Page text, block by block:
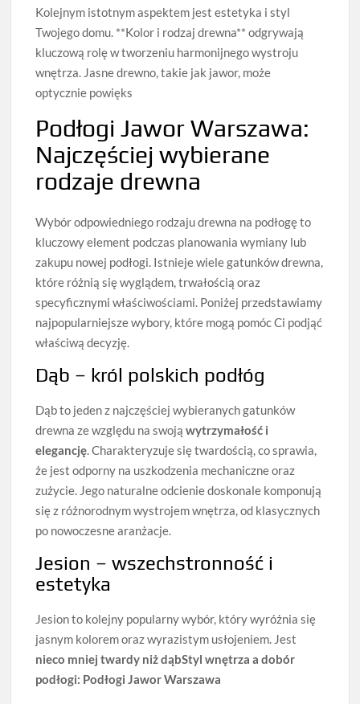
Kolejnym istotnym aspektem jest estetyka i styl
Twojego domu. **Kolor i rodzaj drewna** odgrywają
kluczową rolę w tworzeniu harmonijnego wystroju
wnętrza. Jasne drewno, takie jak jawor, może
optycznie powięks
Podłogi Jawor Warszawa:
Najczęściej wybierane
rodzaje drewna
Wybór odpowiedniego rodzaju drewna na podłogę to
kluczowy element podczas planowania wymiany lub
zakupu nowej podłogi. Istnieje wiele gatunków drewna,
które różnią się wyglądem, trwałością oraz
specyficznymi właściwościami. Poniżej przedstawiamy
najpopularniejsze wybory, które mogą pomóc Ci podjąć
właściwą decyzję.
Dąb – król polskich podłóg
Dąb to jeden z najczęściej wybieranych gatunków
drewna ze względu na swojąwytrzymałość i
elegancję. Charakteryzuje się twardością, co sprawia,
że jest odporny na uszkodzenia mechaniczne oraz
zużycie. Jego naturalne odcienie doskonale komponują
się z różnorodnym wystrojem wnętrza, od klasycznych
po nowoczesne aranżacje.
Jesion – wszechstronność i
estetyka
Jesion to kolejny popularny wybór, który wyróżnia się
jasnym kolorem oraz wyrazistym usłojeniem. Jest
nieco mniej twardy niż dąbStyl wnętrza a dobór
podłogi: Podłogi Jawor Warszawa